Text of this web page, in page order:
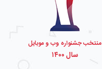
منتخب جشنواره وب و موبایل
سال ۱۴۰۰